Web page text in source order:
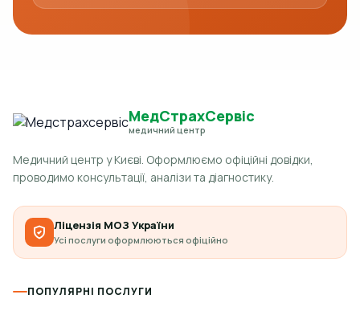
МедСтрахСервіс
медичний центр
Медичний центр у Києві. Оформлюємо офіційні довідки,
проводимо консультації, аналізи та діагностику.
Ліцензія МОЗ України
Усі послуги оформлюються офіційно
ПОПУЛЯРНІ ПОСЛУГИ